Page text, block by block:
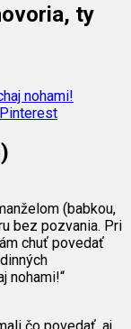
ty
Pinterest
(babkou,
bez pozvania. Pri
chuť povedať
nohami!“
čo povedať, aj